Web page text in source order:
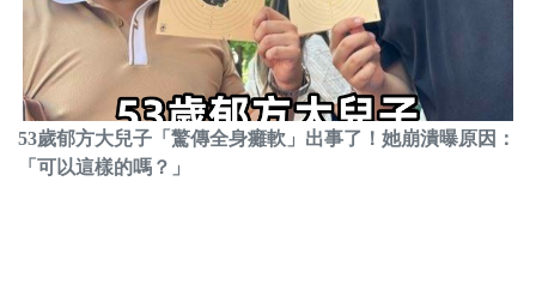
53歲郁方大兒子「驚傳全身癱軟」出事了！她崩潰曝原因：
「可以這樣的嗎？」